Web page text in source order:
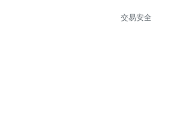
交易安全